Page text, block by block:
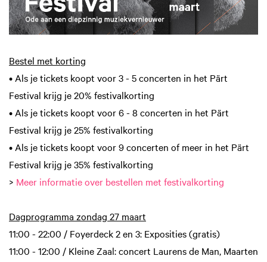
Bestel met korting
• Als je tickets koopt voor 3 - 5 concerten in het Pärt
Festival krijg je 20% festivalkorting
• Als je tickets koopt voor 6 - 8 concerten in het Pärt
Festival krijg je 25% festivalkorting
• Als je tickets koopt voor 9 concerten of meer in het Pärt
Festival krijg je 35% festivalkorting
> Meer informatie over bestellen met festivalkorting
Dagprogramma zondag 27 maart
11:00 - 22:00 / Foyerdeck 2 en 3: Exposities (gratis)
11:00 - 12:00 / Kleine Zaal: concert Laurens de Man, Maarten
Inzoomen